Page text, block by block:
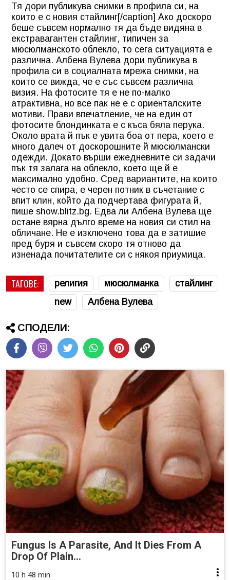
Тя дори публикува снимки в профила си, на
които е с новия стайлинг[/caption] Ако доскоро
беше съвсем нормално тя да бъде видяна в
екстравагантен стайлинг, типичен за
мюсюлманското облекло, то сега ситуацията е
различна. Албена Вулева дори публикува в
профила си в социалната мрежа снимки, на
които се вижда, че е със съвсем различна
визия. На фотосите тя е не по-малко
атрактивна, но все пак не е с ориенталските
мотиви. Прави впечатление, че на един от
фотосите блондинката е с къса бяла перука.
Около врата й пък е увита боа от пера, което е
много далеч от доскорошните й мюсюлмански
одежди. Докато върши ежедневните си задачи
пък тя залага на облекло, което ще й е
максимално удобно. Сред вариантите, на които
често се спира, е черен потник в съчетание с
впит клин, който да подчертава фигурата й,
пише show.blitz.bg. Едва ли Албена Вулева ще
остане вярна дълго време на новия си стил на
обличане. Не е изключено това да е затишие
пред буря и съвсем скоро тя отново да
изненада почитателите си с някоя приумица.
ТАГОВЕ: религия мюсюлманка
стайлинг
new
Албена Вулева
СПОДЕЛИ:
Fungus Is A Parasite, And It Dies From A
Drop Of Plain...
10 h 48 min